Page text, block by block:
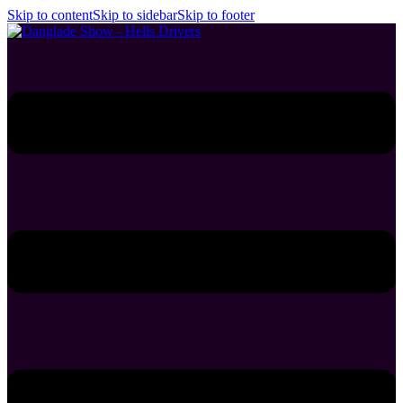
Skip to contentSkip to sidebarSkip to footer